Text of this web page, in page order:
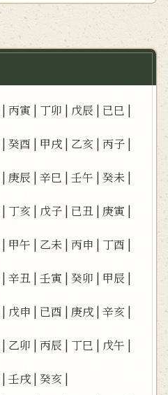
|丙寅 | 丁卯 | 戊辰 | 已巳 |
|癸酉 | 甲戌 | 乙亥 |丙子 |
| 庚辰 |辛巳 |壬午 |癸未 |
| 丁亥 | 戊子 | 已丑 | 庚寅 |
| 甲午 | 乙未 |丙申 | 丁酉 |
|辛丑 |壬寅 |癸卯 | 甲辰 |
| 戊申 | 已酉 | 庚戌 |辛亥 |
| 乙卯 |丙辰 | 丁巳 | 戊午 |
|壬戌 |癸亥 |